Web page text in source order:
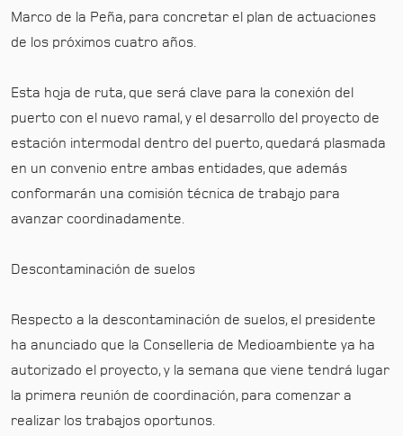
Marco de la Peña, para concretar el plan de actuaciones
de los próximos cuatro años.
Esta hoja de ruta, que será clave para la conexión del
puerto con el nuevo ramal, y el desarrollo del proyecto de
estación intermodal dentro del puerto, quedará plasmada
en un convenio entre ambas entidades, que además
conformarán una comisión técnica de trabajo para
avanzar coordinadamente.
Descontaminación de suelos
Respecto a la descontaminación de suelos, el presidente
ha anunciado que la Conselleria de Medioambiente ya ha
autorizado el proyecto, y la semana que viene tendrá lugar
la primera reunión de coordinación, para comenzar a
realizar los trabajos oportunos.